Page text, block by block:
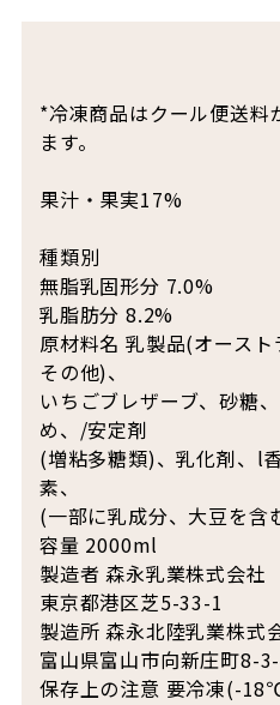
*冷凍商品はクール便送料
ます。
果汁・果実17%
種類別
無脂乳固形分 7.0%
乳脂肪分 8.2%
原材料名 乳製品(オースト
その他)、
いちごブレザーブ、砂糖
め、/安定剤
(増粘多糖類)、乳化剤、l
素、
(一部に乳成分、大豆を含
容量 2000ml
製造者 森永乳業株式会社
東京都港区芝5-33-1
製造所 森永北陸乳業株式
富山県富山市向新庄町8-
保存上の注意 要冷凍(-